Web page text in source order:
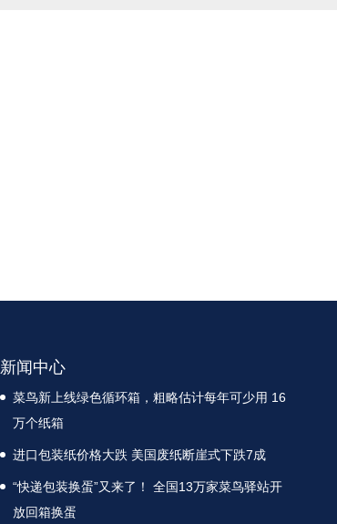
新闻中心
菜鸟新上线绿色循环箱，粗略估计每年可少用 16
万个纸箱
进口包装纸价格大跌 美国废纸断崖式下跌7成
“快递包装换蛋”又来了！ 全国13万家菜鸟驿站开
放回箱换蛋